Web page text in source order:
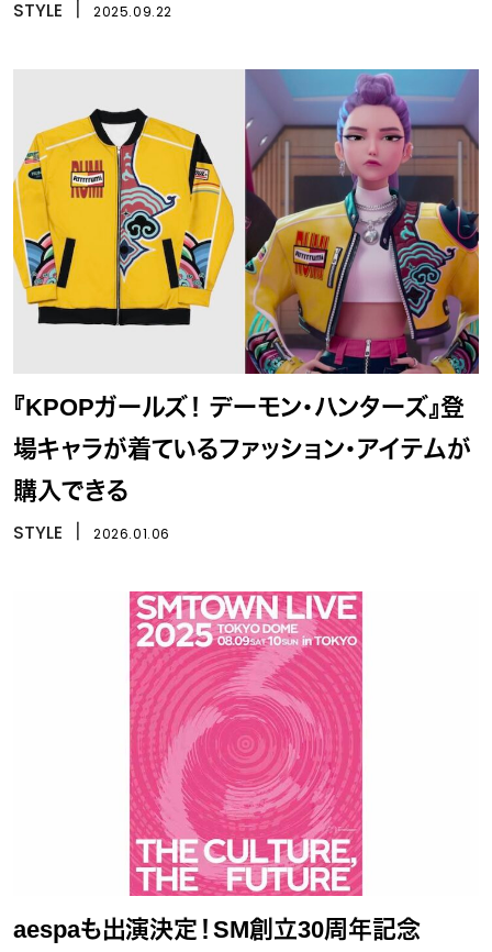
STYLE 2025.09.22
『KPOPガールズ！ デーモン・ハンターズ』登
場キャラが着ているファッション・アイテムが
購入できる
STYLE 2026.01.06
aespaも出演決定！SM創立30周年記念